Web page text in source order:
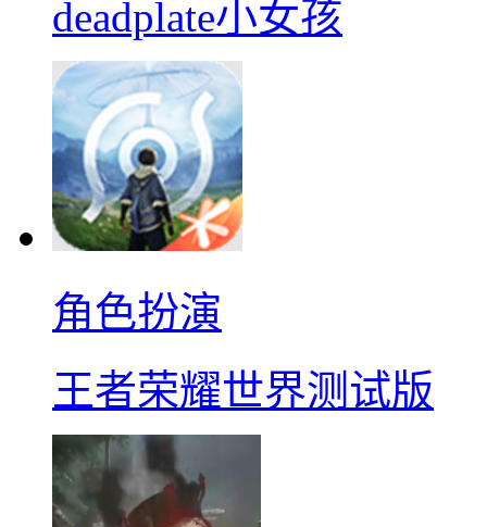
deadplate小女孩
角色扮演
王者荣耀世界测试版